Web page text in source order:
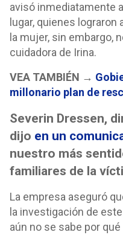
avisó inmediatamente
lugar, quienes
la mujer, sin embargo,
cuidadora de Irina.
VEA TAMBIÉN →
millonario plan de
Severin Dressen,
dijo en un
nuestro más
familiares de la
La empresa aseguró
la investigación de este
aún no se sabe por